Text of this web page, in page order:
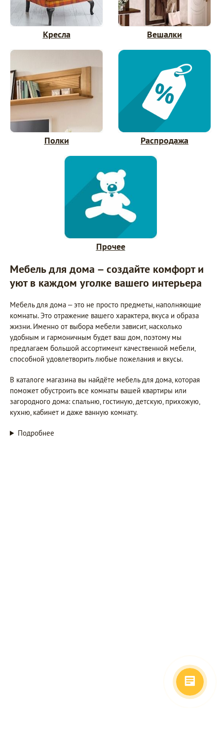
Кресла Вешалки
Полки Распродажа
Прочее
Мебель для дома – создайте комфорт и
уют в каждом уголке вашего интерьера
Мебель для дома – это не просто предметы, наполняющие
комнаты. Это отражение вашего характера, вкуса и образа
жизни. Именно от выбора мебели зависит, насколько
удобным и гармоничным будет ваш дом, поэтому мы
предлагаем большой ассортимент качественной мебели,
способной удовлетворить любые пожелания и вкусы.
В каталоге магазина вы найдёте мебель для дома, которая
поможет обустроить все комнаты вашей квартиры или
загородного дома: спальню, гостиную, детскую, прихожую,
кухню, кабинет и даже ванную комнату.
Подробнее